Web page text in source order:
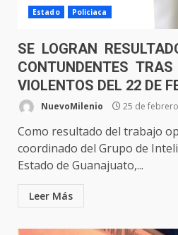
Estado Policiaca
SE LOGRAN
CONTUNDENTES
VIOLENTOS DEL 22 DE
NuevoMilenio 25 de
Como resultado del trabajo
coordinado del Grupo de
Estado de Guanajuato,...
Leer Más